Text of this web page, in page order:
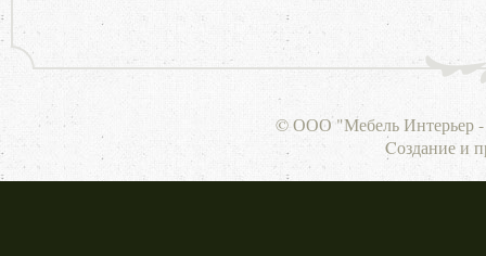
© ООО "Мебель Интерьер -
Cоздание и